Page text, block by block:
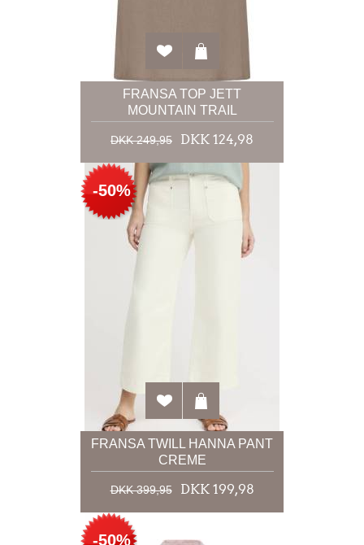
FRANSA TOP JETT
MOUNTAIN TRAIL
DKK 249,95 DKK 124,98
-50%
FRANSA TWILL HANNA PANT
CREME
DKK 399,95 DKK 199,98
-50%